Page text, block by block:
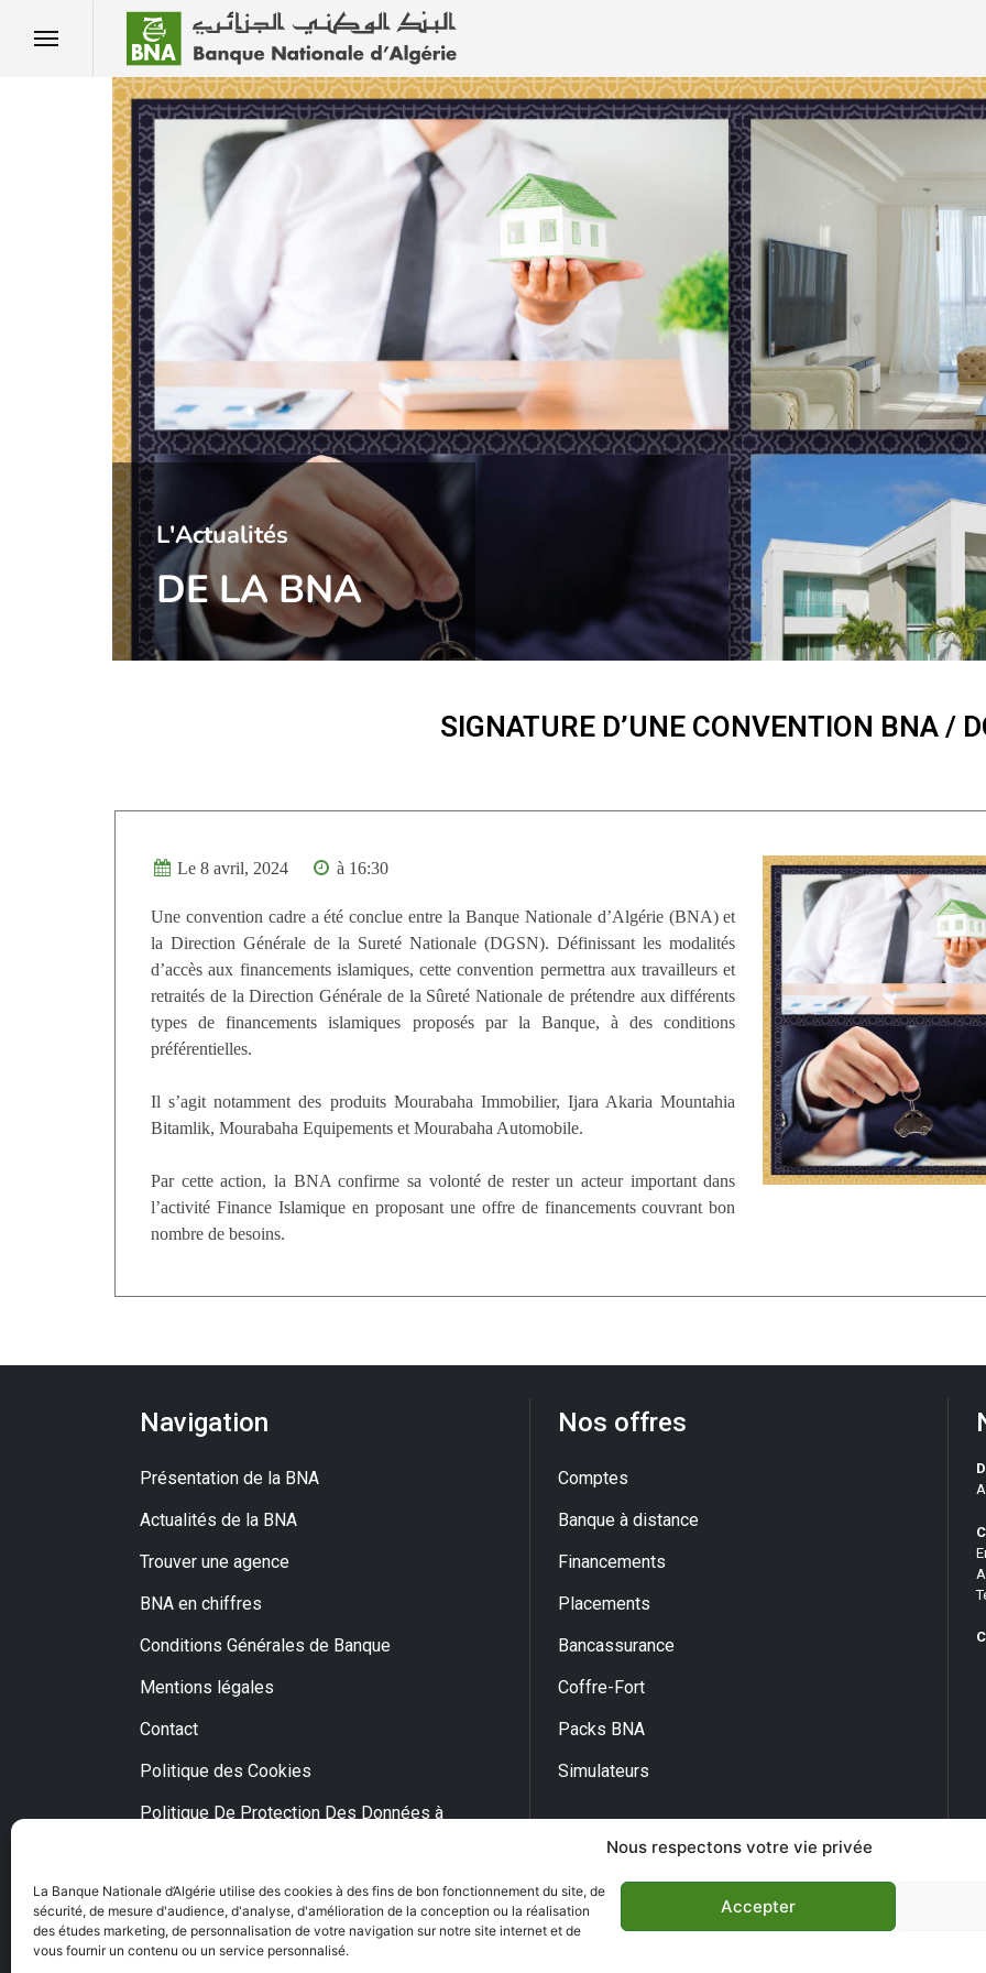
Nous respectons votre vie privée
La Banque Nationale d’Algérie utilise des cookies à des fins de bon fonctionnement du site, de
sécurité, de mesure d'audience, d'analyse, d'amélioration de la conception ou la réalisation
des études marketing, de personnalisation de votre navigation sur notre site internet et de
vous fournir un contenu ou un service personnalisé.
Accepter
l'Actualités
DE LA BNA
SIGNATURE D’UNE CONVENTION BNA /
Le 8 avril, 2024 à 16:30
Une convention cadre a été conclue entre la Banque Nationale d’Algérie (BNA) et
la Direction Générale de la Sureté Nationale (DGSN). Définissant les modalités
d’accès aux financements islamiques, cette convention permettra aux travailleurs et
retraités de la Direction Générale de la Sûreté Nationale de prétendre aux différents
types de financements islamiques proposés par la Banque, à des conditions
préférentielles.
Il s’agit notamment des produits Mourabaha Immobilier, Ijara Akaria Mountahia
Bitamlik, Mourabaha Equipements et Mourabaha Automobile.
Par cette action, la BNA confirme sa volonté de rester un acteur important dans
l’activité Finance Islamique en proposant une offre de financements couvrant bon
nombre de besoins.
Navigation
Présentation de la BNA
Actualités de la BNA
Trouver une agence
BNA en chiffres
Conditions Générales de Banque
Mentions légales
Contact
Politique des Cookies
Politique De Protection Des Données à
Nos offres
Comptes
Banque à distance
Financements
Placements
Bancassurance
Coffre-Fort
Packs BNA
Simulateurs